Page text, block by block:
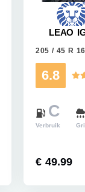
LEAO
205 / 45 R
6.8
C
Verbruik
€ 49.99